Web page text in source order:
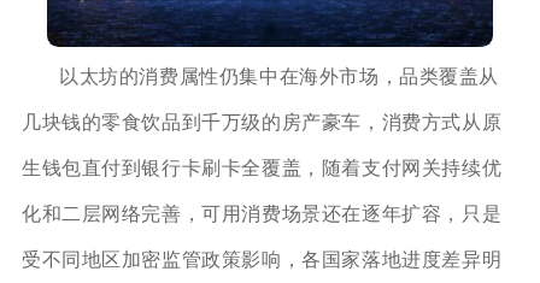
以太坊的消费属性仍集中在海外市场，品类覆盖从
几块钱的零食饮品到千万级的房产豪车，消费方式从原
生钱包直付到银行卡刷卡全覆盖，随着支付网关持续优
化和二层网络完善，可用消费场景还在逐年扩容，只是
受不同地区加密监管政策影响，各国家落地进度差异明